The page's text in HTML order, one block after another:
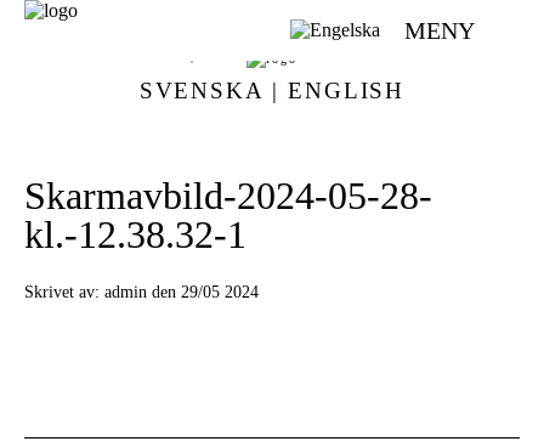
MENY
SVENSKA | ENGLISH
Skarmavbild-2024-05-28-
kl.-12.38.32-1
Skrivet av: admin den 29/05 2024